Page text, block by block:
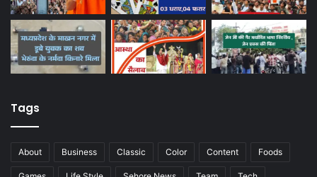
Tags
About Business Classic Color Content Foods